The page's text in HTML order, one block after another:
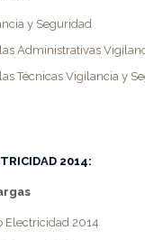
y Seguridad
Administrativas
Técnicas Vigilancia y
2014:
Electricidad 2014